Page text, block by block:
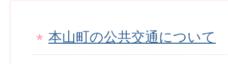
本山町の公共交通について